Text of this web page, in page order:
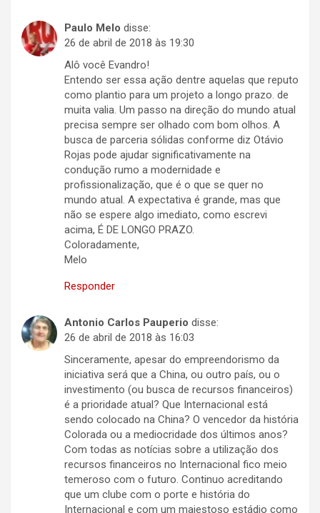
Paulo Melo disse:
26 de abril de 2018 às 19:30
Alô você Evandro!
Entendo ser essa ação dentre aquelas que reputo
como plantio para um projeto a longo prazo. de
muita valia. Um passo na direção do mundo atual
precisa sempre ser olhado com bom olhos. A
busca de parceria sólidas conforme diz Otávio
Rojas pode ajudar significativamente na
condução rumo a modernidade e
profissionalização, que é o que se quer no
mundo atual. A expectativa é grande, mas que
não se espere algo imediato, como escrevi
acima, É DE LONGO PRAZO.
Coloradamente,
Melo
Responder
Antonio Carlos Pauperio disse:
26 de abril de 2018 às 16:03
Sinceramente, apesar do empreendorismo da
iniciativa será que a China, ou outro país, ou o
investimento (ou busca de recursos financeiros)
é a prioridade atual? Que Internacional está
sendo colocado na China? O vencedor da história
Colorada ou a mediocridade dos últimos anos?
Com todas as notícias sobre a utilização dos
recursos financeiros no Internacional fico meio
temeroso com o futuro. Continuo acreditando
que um clube com o porte e história do
Internacional e com um majestoso estádio como